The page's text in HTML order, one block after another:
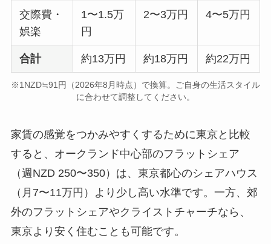
交際費・
娯楽
1〜1.5万
円
2〜3万円 4〜5万円
合計 約13万円 約18万円 約22万円
※1NZD≒91円（2026年8月時点）で換算。ご自身の生活スタイル
に合わせて調整してください。
家賃の感覚をつかみやすくするために東京と比較
すると、オークランド中心部のフラットシェア
（週NZD 250〜350）は、東京都心のシェアハウス
（月7〜11万円）より少し高い水準です。一方、郊
外のフラットシェアやクライストチャーチなら、
東京より安く住むことも可能です。